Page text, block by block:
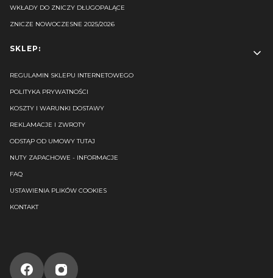
WKŁADY DO ZNICZY DŁUGOPALĄCE
ZNICZE NOWOCZESNE 2025/2026
SKLEP:
REGULAMIN SKLEPU INTERNETOWEGO
POLITYKA PRYWATNOŚCI
KOSZTY I WARUNKI DOSTAWY
REKLAMACJE I ZWROTY
ODSTĄP OD UMOWY TUTAJ
NUTY ZAPACHOWE - INFORMACJE
FAQ
USTAWIENIA PLIKÓW COOKIES
KONTAKT